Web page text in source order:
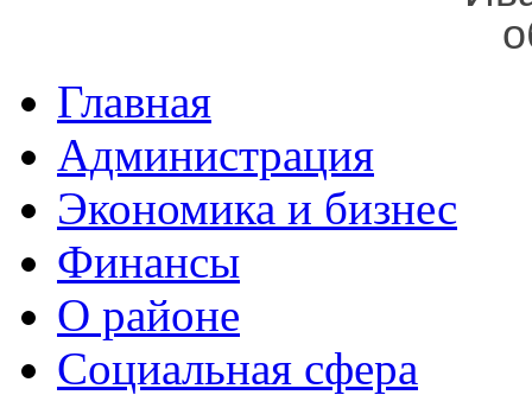
Главная
Администрация
Экономика и бизнес
Финансы
О районе
Социальная сфера